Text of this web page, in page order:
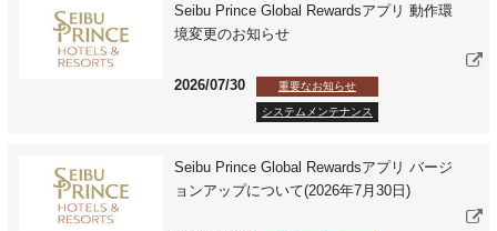
Seibu Prince Global Rewardsアプリ 動作環
境変更のお知らせ
2026/07/30 重要なお知らせ
システムメンテナンス
Seibu Prince Global Rewardsアプリ バージ
ョンアップについて(2026年7月30日)